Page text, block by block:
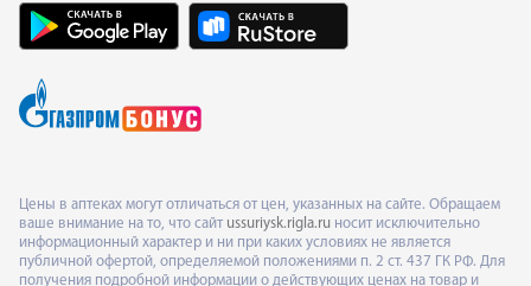
Цены в аптеках могут отличаться от цен, указанных на сайте. Обращаем
ваше внимание на то, что сайт ussuriysk.rigla.ru носит исключительно
информационный характер и ни при каких условиях не является
публичной офертой, определяемой положениями п. 2 ст. 437 ГК РФ. Для
получения подробной информации о действующих ценах на товар и